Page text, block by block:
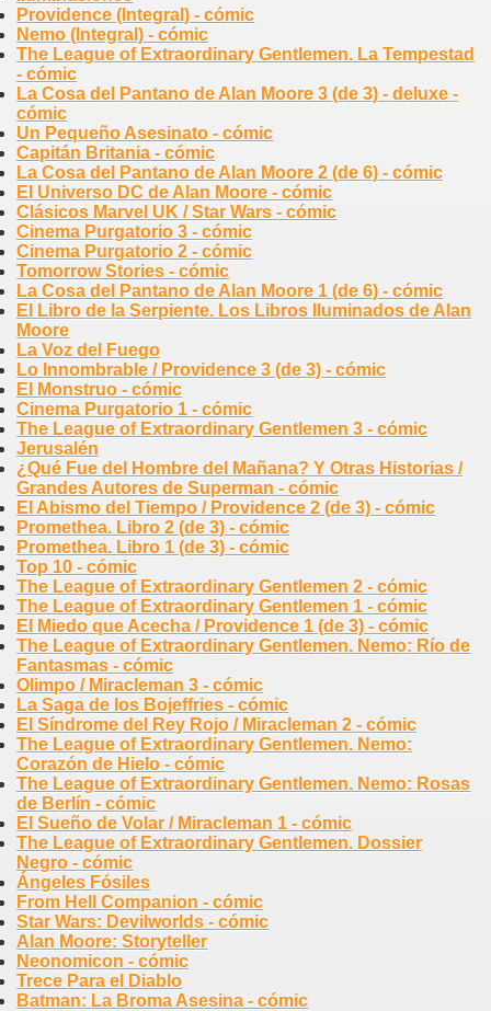
Providence (Integral) - cómic
Nemo (Integral) - cómic
The League of Extraordinary Gentlemen. La Tempestad
- cómic
La Cosa del Pantano de Alan Moore 3 (de 3) - deluxe -
cómic
Un Pequeño Asesinato - cómic
Capitán Britania - cómic
La Cosa del Pantano de Alan Moore 2 (de 6) - cómic
El Universo DC de Alan Moore - cómic
Clásicos Marvel UK / Star Wars - cómic
Cinema Purgatorio 3 - cómic
Cinema Purgatorio 2 - cómic
Tomorrow Stories - cómic
La Cosa del Pantano de Alan Moore 1 (de 6) - cómic
El Libro de la Serpiente. Los Libros Iluminados de Alan
Moore
La Voz del Fuego
Lo Innombrable / Providence 3 (de 3) - cómic
El Monstruo - cómic
Cinema Purgatorio 1 - cómic
The League of Extraordinary Gentlemen 3 - cómic
Jerusalén
¿Qué Fue del Hombre del Mañana? Y Otras Historias /
Grandes Autores de Superman - cómic
El Abismo del Tiempo / Providence 2 (de 3) - cómic
Promethea. Libro 2 (de 3) - cómic
Promethea. Libro 1 (de 3) - cómic
Top 10 - cómic
The League of Extraordinary Gentlemen 2 - cómic
The League of Extraordinary Gentlemen 1 - cómic
El Miedo que Acecha / Providence 1 (de 3) - cómic
The League of Extraordinary Gentlemen. Nemo: Río de
Fantasmas - cómic
Olimpo / Miracleman 3 - cómic
La Saga de los Bojeffries - cómic
El Síndrome del Rey Rojo / Miracleman 2 - cómic
The League of Extraordinary Gentlemen. Nemo:
Corazón de Hielo - cómic
The League of Extraordinary Gentlemen. Nemo: Rosas
de Berlín - cómic
El Sueño de Volar / Miracleman 1 - cómic
The League of Extraordinary Gentlemen. Dossier
Negro - cómic
Ángeles Fósiles
From Hell Companion - cómic
Star Wars: Devilworlds - cómic
Alan Moore: Storyteller
Neonomicon - cómic
Trece Para el Diablo
Batman: La Broma Asesina - cómic